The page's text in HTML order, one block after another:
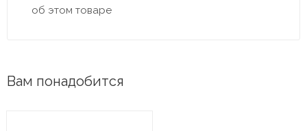
об этом товаре
Вам понадобится